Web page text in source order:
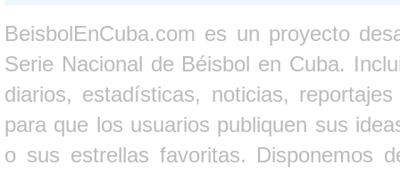
BeisbolEnCuba.com es un proyecto
Serie Nacional de Béisbol en Cuba.
diarios, estadísticas, noticias,
para que los usuarios publiquen sus
o sus estrellas favoritas. Disponemos